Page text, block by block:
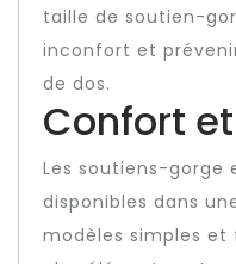
taille de soutien-
inconfort et
de dos.
Confort
Les soutiens-gorge
disponibles dans
modèles simples et